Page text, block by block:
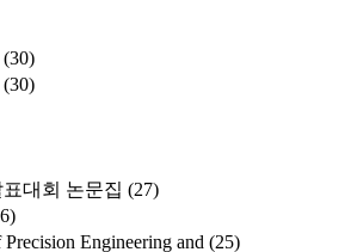
(30)
(30)
대회 논문집 (27)
Engineering and (25)